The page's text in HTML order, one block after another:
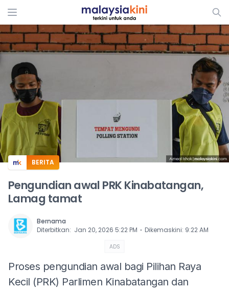
ADS
BERITA
Pengundian awal PRK Kinabatangan,
Lamag tamat
Bernama
Diterbitkan: Jan 20, 2026 5:22 PM ⋅ Dikemaskini: 9:22 AM
ADS
Proses pengundian awal bagi Pilihan Raya
Kecil (PRK) Parlimen Kinabatangan dan